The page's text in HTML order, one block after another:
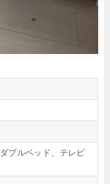
ブルベッド、テレビ